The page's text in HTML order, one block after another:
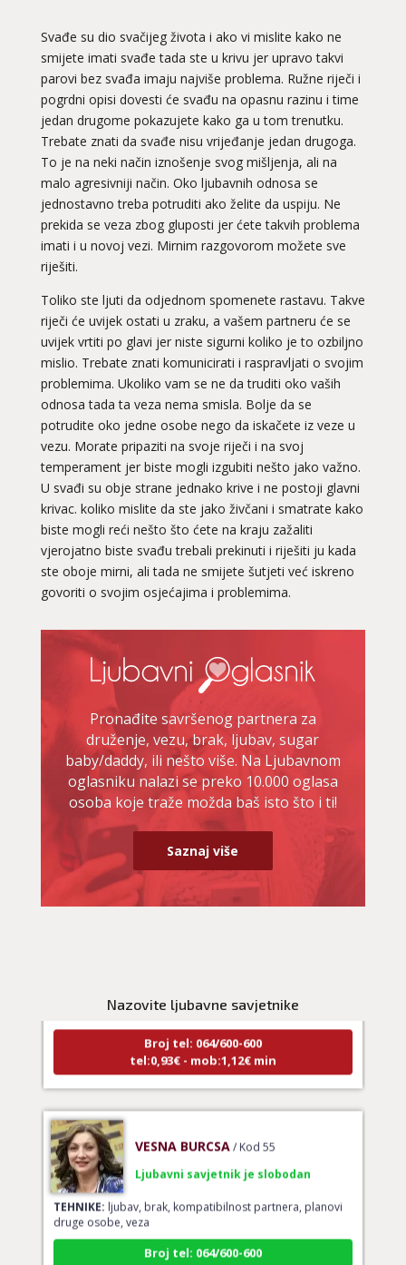
Svađe su dio svačijeg života i ako vi mislite kako ne
smijete imati svađe tada ste u krivu jer upravo takvi
parovi bez svađa imaju najviše problema. Ružne riječi i
pogrdni opisi dovesti će svađu na opasnu razinu i time
jedan drugome pokazujete kako ga u tom trenutku.
Trebate znati da svađe nisu vrijeđanje jedan drugoga.
To je na neki način iznošenje svog mišljenja, ali na
malo agresivniji način. Oko ljubavnih odnosa se
jednostavno treba potruditi ako želite da uspiju. Ne
prekida se veza zbog gluposti jer ćete takvih problema
imati i u novoj vezi. Mirnim razgovorom možete sve
riješiti.
Toliko ste ljuti da odjednom spomenete rastavu. Takve
riječi će uvijek ostati u zraku, a vašem partneru će se
uvijek vrtiti po glavi jer niste sigurni koliko je to ozbiljno
mislio. Trebate znati komunicirati i raspravljati o svojim
problemima. Ukoliko vam se ne da truditi oko vaših
odnosa tada ta veza nema smisla. Bolje da se
potrudite oko jedne osobe nego da iskačete iz veze u
vezu. Morate pripaziti na svoje riječi i na svoj
temperament jer biste mogli izgubiti nešto jako važno.
U svađi su obje strane jednako krive i ne postoji glavni
krivac. koliko mislite da ste jako živčani i smatrate kako
biste mogli reći nešto što ćete na kraju zažaliti
vjerojatno biste svađu trebali prekinuti i riješiti ju kada
ste oboje mirni, ali tada ne smijete šutjeti već iskreno
govoriti o svojim osjećajima i problemima.
Pronađite savršenog partnera za
druženje, vezu, brak, ljubav, sugar
baby/daddy, ili nešto više. Na Ljubavnom
oglasniku nalazi se preko 10.000 oglasa
osoba koje traže možda baš isto što i ti!
Saznaj više
Nazovite ljubavne savjetnike
ljubavna očekivanja, smjer u kojem ide veza
Broj tel: 064/600-600
tel:0,93€ - mob:1,12€ min
TEHNIKE:ljubav, brak, kompatibilnost partnera, planovi
druge osobe, veza
Broj tel: 064/600-600
tel:0,93€ - mob:1,12€ min